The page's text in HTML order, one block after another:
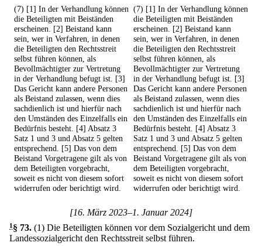
(7) [1] In der Verhandlung können
die Beteiligten mit Beiständen
erscheinen. [2] Beistand kann
sein, wer in Verfahren, in denen
die Beteiligten den Rechtsstreit
selbst führen können, als
Bevollmächtigter zur Vertretung
in der Verhandlung befugt ist. [3]
Das Gericht kann andere Personen
als Beistand zulassen, wenn dies
sachdienlich ist und hierfür nach
den Umständen des Einzelfalls ein
Bedürfnis besteht. [4] Absatz 3
Satz 1 und 3 und Absatz 5 gelten
entsprechend. [5] Das von dem
Beistand Vorgetragene gilt als von
dem Beteiligten vorgebracht,
soweit es nicht von diesem sofort
widerrufen oder berichtigt wird.
(7) [1] In der Verhandlung können
die Beteiligten mit Beiständen
erscheinen. [2] Beistand kann
sein, wer in Verfahren, in denen
die Beteiligten den Rechtsstreit
selbst führen können, als
Bevollmächtigter zur Vertretung
in der Verhandlung befugt ist. [3]
Das Gericht kann andere Personen
als Beistand zulassen, wenn dies
sachdienlich ist und hierfür nach
den Umständen des Einzelfalls ein
Bedürfnis besteht. [4] Absatz 3
Satz 1 und 3 und Absatz 5 gelten
entsprechend. [5] Das von dem
Beistand Vorgetragene gilt als von
dem Beteiligten vorgebracht,
soweit es nicht von diesem sofort
widerrufen oder berichtigt wird.
[16. März 2023–1. Januar 2024]
1§ 73. (1) Die Beteiligten können vor dem Sozialgericht und dem
Landessozialgericht den Rechtsstreit selbst führen.